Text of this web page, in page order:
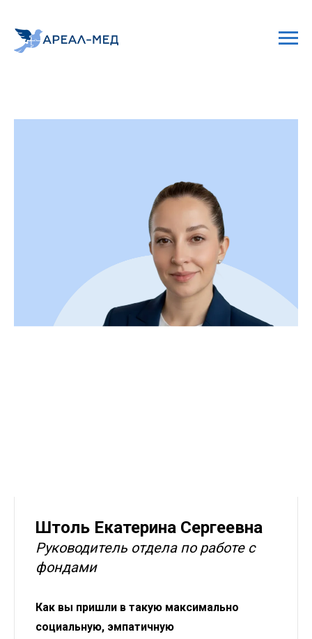
Штоль Екатерина Сергеевна
Руководитель отдела по работе с
фондами
Как вы пришли в такую максимально
социальную, эмпатичную